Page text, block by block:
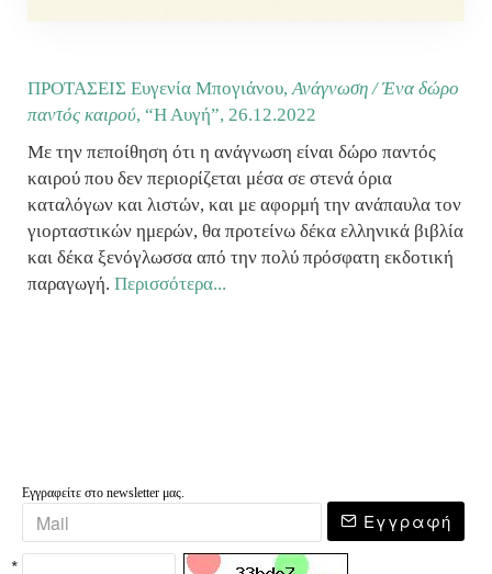
ΠΡΟΤΑΣΕΙΣ Ευγενία Μπογιάνου, Ανάγνωση / Ένα δώρο
παντός καιρού, “Η Αυγή”, 26.12.2022
Με την πεποίθηση ότι η ανάγνωση είναι δώρο παντός
καιρού που δεν περιορίζεται μέσα σε στενά όρια
καταλόγων και λιστών, και με αφορμή την ανάπαυλα τον
γιορταστικών ημερών, θα προτείνω δέκα ελληνικά βιβλία
και δέκα ξενόγλωσσα από την πολύ πρόσφατη εκδοτική
παραγωγή. Περισσότερα...
Εγγραφείτε στο newsletter μας.
Εγγραφή